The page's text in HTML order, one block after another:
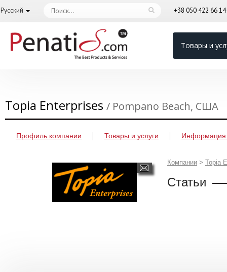
Русский +38 050 422 66 14
Товары и
Topia Enterprises / Pompano Beach, США
Профиль компании Товары и услуги Информация
Компании > Topia
Статьи